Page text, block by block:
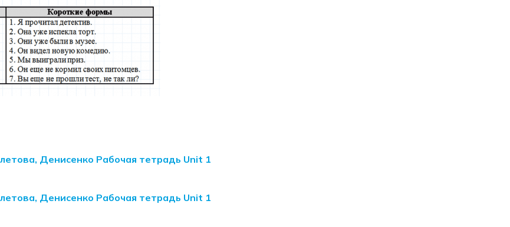
Денисенко Рабочая тетрадь Unit 1
Денисенко Рабочая тетрадь Unit 1